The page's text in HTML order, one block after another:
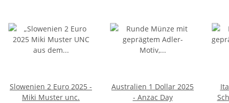
Slowenien 2 Euro 2025 -
Miki Muster unc.
Australien 1 Dollar 2025
- Anzac Day